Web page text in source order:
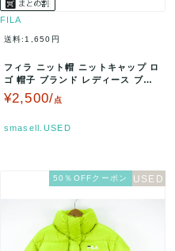
FILA
送料:1,650円
フィラ ニット帽 ニットキャップ ロ
ゴ 帽子 ブランド レディース ブラ
ウン FILA 【中古】
¥2,500/点
smasell.USED
50％OFFクーポン